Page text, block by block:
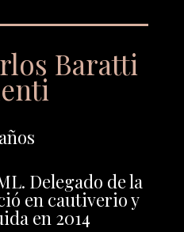
Baratti
Delegado de la
en cautiverio y
en 2014